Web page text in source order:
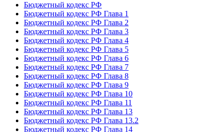
Бюджетный кодекс РФ
Бюджетный кодекс РФ Глава 1
Бюджетный кодекс РФ Глава 2
Бюджетный кодекс РФ Глава 3
Бюджетный кодекс РФ Глава 4
Бюджетный кодекс РФ Глава 5
Бюджетный кодекс РФ Глава 6
Бюджетный кодекс РФ Глава 7
Бюджетный кодекс РФ Глава 8
Бюджетный кодекс РФ Глава 9
Бюджетный кодекс РФ Глава 10
Бюджетный кодекс РФ Глава 11
Бюджетный кодекс РФ Глава 13
Бюджетный кодекс РФ Глава 13.2
Бюджетный кодекс РФ Глава 14